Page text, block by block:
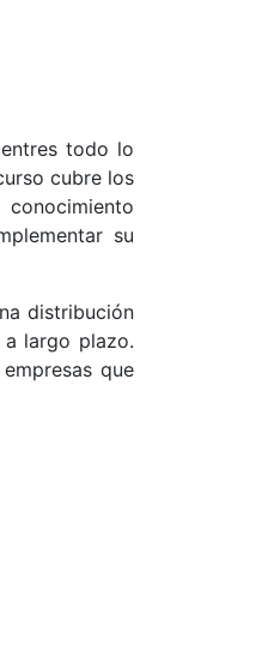
todo lo
cubre los
su
distribución
largo plazo.
que